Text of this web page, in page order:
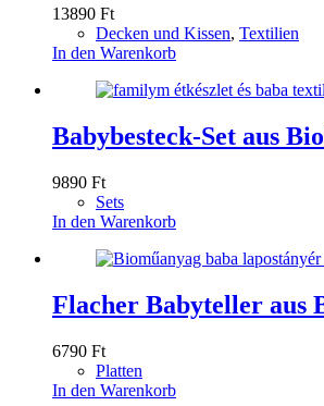
13890 Ft
Decken und Kissen, Textilien
In den Warenkorb
Babybesteck-Set aus
9890 Ft
Sets
In den Warenkorb
Flacher Babyteller aus
6790 Ft
Platten
In den Warenkorb